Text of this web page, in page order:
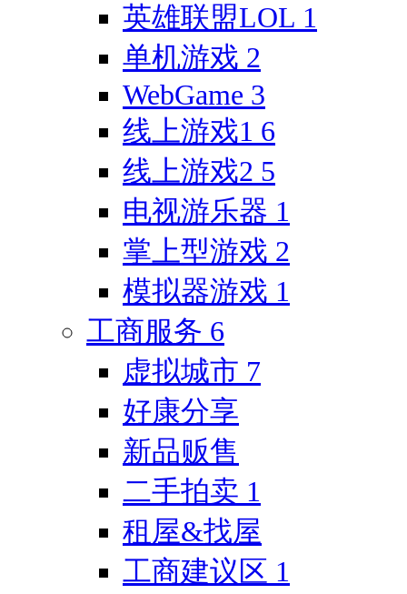
英雄联盟LOL 1
单机游戏 2
WebGame 3
线上游戏1 6
线上游戏2 5
电视游乐器 1
掌上型游戏 2
模拟器游戏 1
工商服务 6
虚拟城市 7
好康分享
新品贩售
二手拍卖 1
租屋&找屋
工商建议区 1